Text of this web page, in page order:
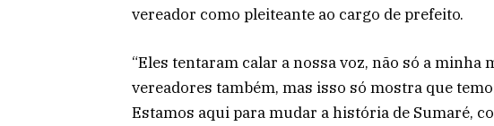
vereador como pleiteante ao cargo de prefeito.
“Eles tentaram calar a nossa voz, não só a minha
vereadores também, mas isso só mostra que
Estamos aqui para mudar a história de Sumaré,